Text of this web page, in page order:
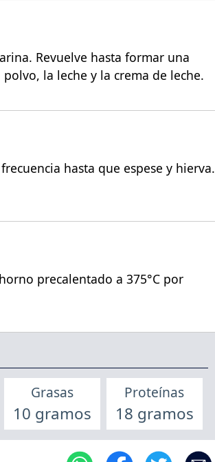
Revuelve hasta formar una
la leche y la crema de leche.
hasta que espese y hierva.
precalentado a 375°C por
Grasas
10 gramos
Proteínas
18 gramos